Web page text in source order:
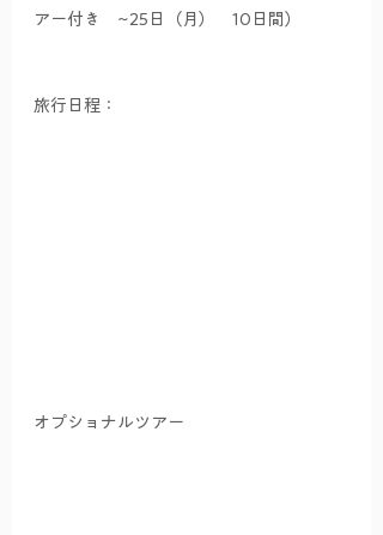
アー付き　~25日（月）　10日間）
旅行日程：
オプショナルツアー